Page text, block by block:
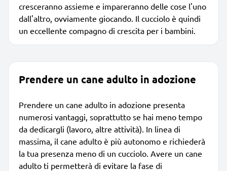
cresceranno assieme e impareranno delle cose l'uno
dall'altro, ovviamente giocando. Il cucciolo è quindi
un eccellente compagno di crescita per i bambini.
Prendere un cane adulto in adozione
Prendere un cane adulto in adozione presenta
numerosi vantaggi, soprattutto se hai meno tempo
da dedicargli (lavoro, altre attività). In linea di
massima, il cane adulto è più autonomo e richiederà
la tua presenza meno di un cucciolo. Avere un cane
adulto ti permetterà di evitare la fase di